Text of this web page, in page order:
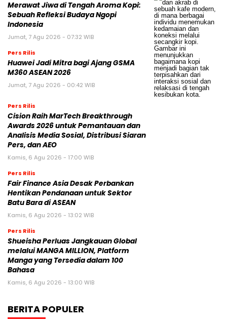
Merawat Jiwa di Tengah Aroma Kopi:
Sebuah Refleksi Budaya Ngopi
Indonesia
Jumat, 7 Agu 2026 - 07:32 WIB
Pers Rilis
Huawei Jadi Mitra bagi Ajang GSMA
M360 ASEAN 2026
Jumat, 7 Agu 2026 - 00:42 WIB
Pers Rilis
Cision Raih MarTech Breakthrough
Awards 2026 untuk Pemantauan dan
Analisis Media Sosial, Distribusi Siaran
Pers, dan AEO
Kamis, 6 Agu 2026 - 17:00 WIB
Pers Rilis
Fair Finance Asia Desak Perbankan
Hentikan Pendanaan untuk Sektor
Batu Bara di ASEAN
Kamis, 6 Agu 2026 - 13:02 WIB
Pers Rilis
Shueisha Perluas Jangkauan Global
melalui MANGA MILLION, Platform
Manga yang Tersedia dalam 100
Bahasa
Kamis, 6 Agu 2026 - 13:00 WIB
BERITA POPULER